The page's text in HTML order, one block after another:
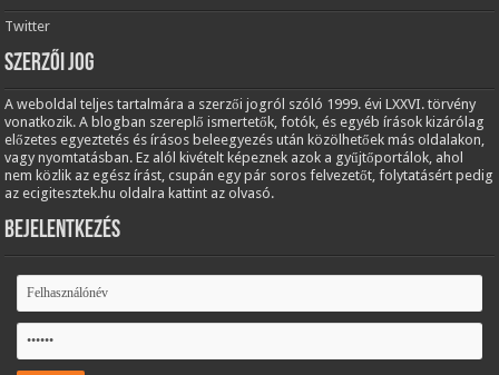
Twitter
Szerzői jog
A weboldal teljes tartalmára a szerzői jogról szóló 1999. évi LXXVI. törvény
vonatkozik. A blogban szereplő ismertetők, fotók, és egyéb írások kizárólag
előzetes egyeztetés és írásos beleegyezés után közölhetőek más oldalakon,
vagy nyomtatásban. Ez alól kivételt képeznek azok a gyűjtőportálok, ahol
nem közlik az egész írást, csupán egy pár soros felvezetőt, folytatásért pedig
az ecigitesztek.hu oldalra kattint az olvasó.
Bejelentkezés